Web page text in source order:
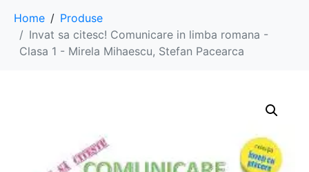
Home
Produse
Invat sa citesc! Comunicare in limba romana -
Clasa 1 - Mirela Mihaescu, Stefan Pacearca